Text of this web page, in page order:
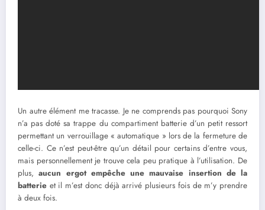
Un autre élément me tracasse. Je ne comprends pas pourquoi Sony
n’a pas doté sa trappe du compartiment batterie d’un petit ressort
permettant un verrouillage « automatique » lors de la fermeture de
celle-ci. Ce n’est peut-être qu’un détail pour certains d’entre vous,
mais personnellement je trouve cela peu pratique à l’utilisation. De
plus,aucun ergot empêche une mauvaise insertion de la
batterie et il m’est donc déjà arrivé plusieurs fois de m’y prendre
à deux fois.